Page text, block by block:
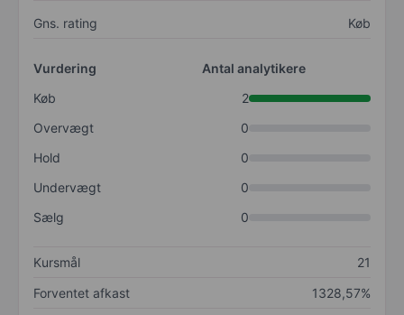
Gns. rating Køb
Vurdering
Antal analytikere
Køb
2
Overvægt
0
Hold
0
Undervægt
0
Sælg
0
Kursmål
21
Forventet afkast
1328,57%